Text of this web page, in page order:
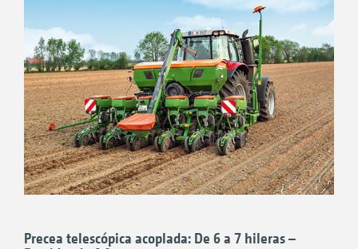
Precea 6000 (CC) Super
Número de hileras: 8, 9, 12 | Distancias
entre hileras: 45 a 80 cm
Sistema de acoplamiento rápido QuickLink:
montaje y acoplamiento rápidos y sencillos
Gracias al sistema de enganche rápido
QuickLink de la sembradora suspendida
Precea-A, la sembradora monograno se puede
conectar de forma muy sencilla, rápida y sin
herramientas a los diferentes equipos de
Precea telescópica acoplada: De 6 a 7 hileras –